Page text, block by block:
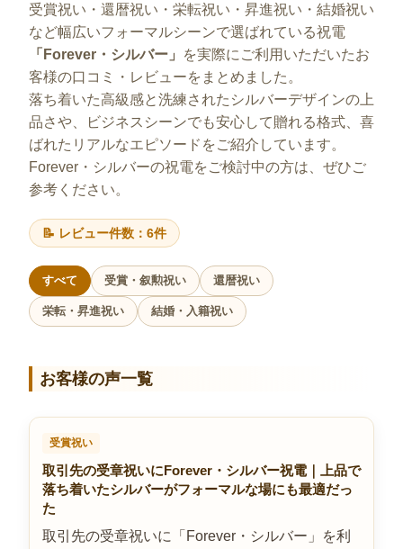
受賞祝い・還暦祝い・栄転祝い・昇進祝い・結婚祝い
など幅広いフォーマルシーンで選ばれている祝電
「Forever・シルバー」
を実際にご利用いただいたお
客様の口コミ・レビューをまとめました。
落ち着いた高級感と洗練されたシルバーデザインの上
品さや、ビジネスシーンでも安心して贈れる格式、喜
ばれたリアルなエピソードをご紹介しています。
Forever・シルバーの祝電をご検討中の方は、ぜひご
参考ください。
📝 レビュー件数：6件
すべて 受賞・叙勲祝い 還暦祝い
栄転・昇進祝い 結婚・入籍祝い
お客様の声一覧
受賞祝い
取引先の受章祝いにForever・シルバー祝電｜上品で
落ち着いたシルバーがフォーマルな場にも最適だっ
た
取引先の受章祝いに「Forever・シルバー」を利